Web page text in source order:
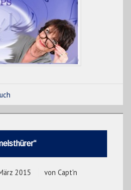
2015 von Capt'n